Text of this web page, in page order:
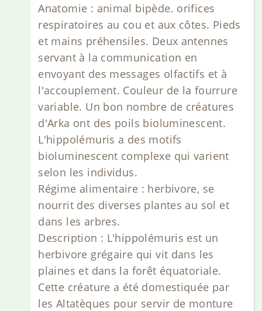
Anatomie : animal bipède. orifices
respiratoires au cou et aux côtes. Pieds
et mains préhensiles. Deux antennes
servant à la communication en
envoyant des messages olfactifs et à
l'accouplement. Couleur de la fourrure
variable. Un bon nombre de créatures
d'Arka ont des poils bioluminescent.
L'hippolémuris a des motifs
bioluminescent complexe qui varient
selon les individus.
Régime alimentaire : herbivore, se
nourrit des diverses plantes au sol et
dans les arbres.
Description : L'hippolémuris est un
herbivore grégaire qui vit dans les
plaines et dans la forêt équatoriale.
Cette créature a été domestiquée par
les Altatèques pour servir de monture